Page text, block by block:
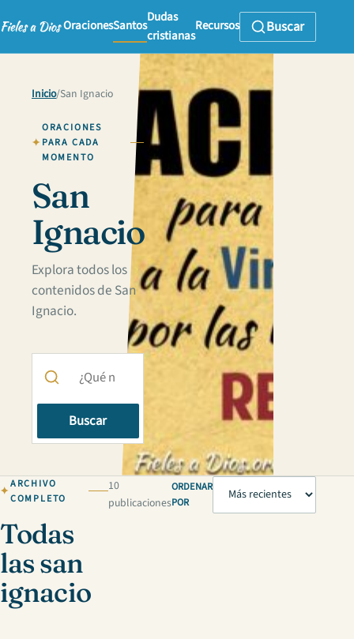
OracionesSantos
Dudas
cristianas
Recursos Buscar
Inicio/San Ignacio
ORACIONES
PARA CADA
MOMENTO
San
Ignacio
Explora todos los
contenidos de San
Ignacio.
Buscar
ARCHIVO
COMPLETO
Todas
las san
ignacio
10
publicaciones
ORDENAR
POR